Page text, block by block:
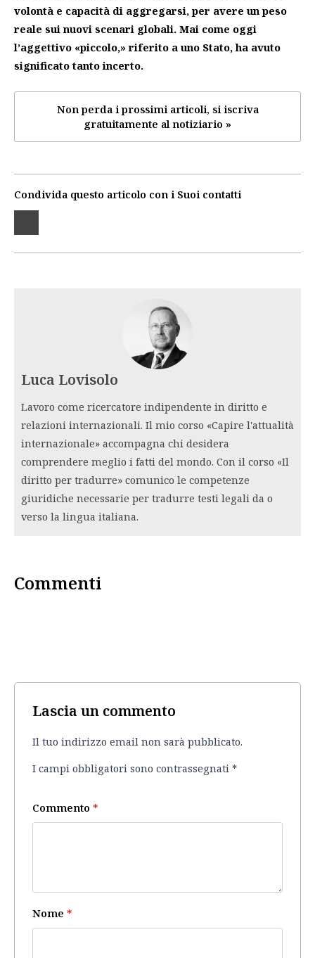
volontà e capacità di aggregarsi, per avere un peso
reale sui nuovi scenari globali. Mai come oggi
l’aggettivo «piccolo,» riferito a uno Stato, ha avuto
significato tanto incerto.
Non perda i prossimi articoli, si iscriva
gratuitamente al notiziario »
Condivida questo articolo con i Suoi contatti
Luca Lovisolo
Lavoro come ricercatore indipendente in diritto e
relazioni internazionali. Il mio corso «Capire l'attualità
internazionale» accompagna chi desidera
comprendere meglio i fatti del mondo. Con il corso «Il
diritto per tradurre» comunico le competenze
giuridiche necessarie per tradurre testi legali da o
verso la lingua italiana.
Commenti
Lascia un commento
Il tuo indirizzo email non sarà pubblicato.
I campi obbligatori sono contrassegnati *
Commento *
Nome *